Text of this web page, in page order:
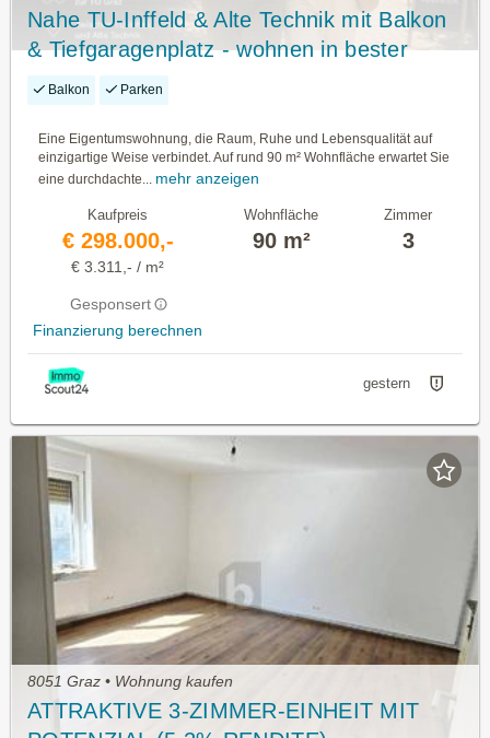
Nahe TU-Inffeld & Alte Technik mit Balkon
& Tiefgaragenplatz - wohnen in bester
Lage!
Balkon Parken
Eine Eigentumswohnung, die Raum, Ruhe und Lebensqualität auf
einzigartige Weise verbindet. Auf rund 90 m² Wohnfläche erwartet Sie
eine durchdachte... mehr anzeigen
Kaufpreis
€ 298.000,-
€ 3.311,- / m²
Gesponsert
Finanzierung berechnen
Wohnfläche
90 m²
Zimmer
3
gestern
8051 Graz • Wohnung kaufen
ATTRAKTIVE 3-ZIMMER-EINHEIT MIT